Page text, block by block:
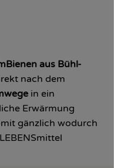
aus Bühl-
nach dem
in ein
Erwärmung
gänzlich wodurch